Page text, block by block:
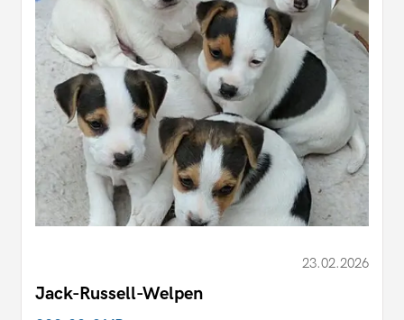
23.02.2026
Jack-Russell-Welpen